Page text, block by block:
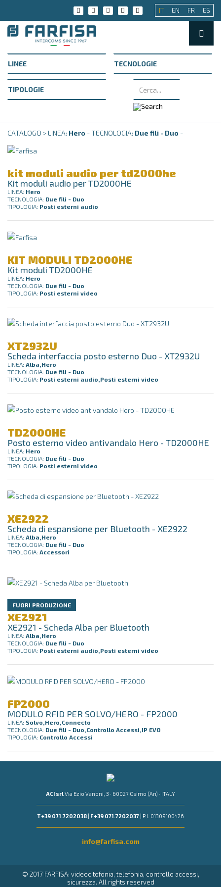
IT EN FR ES
CATALOGO > LINEA: Hero - TECNOLOGIA: Due fili - Duo -
kit moduli audio per td2000he
Kit moduli audio per TD2000HE
LINEA: Hero
TECNOLOGIA: Due fili - Duo
TIPOLOGIA: Posti esterni audio
KIT MODULI TD2000HE
Kit moduli TD2000HE
LINEA: Hero
TECNOLOGIA: Due fili - Duo
TIPOLOGIA: Posti esterni video
XT2932U
Scheda interfaccia posto esterno Duo - XT2932U
LINEA: Alba,Hero
TECNOLOGIA: Due fili - Duo
TIPOLOGIA: Posti esterni audio,Posti esterni video
TD2000HE
Posto esterno video antivandalo Hero - TD2000HE
LINEA: Hero
TECNOLOGIA: Due fili - Duo
TIPOLOGIA: Posti esterni video
XE2922
Scheda di espansione per Bluetooth - XE2922
LINEA: Alba,Hero
TECNOLOGIA: Due fili - Duo
TIPOLOGIA: Accessori
FUORI PRODUZIONE
XE2921
XE2921 - Scheda Alba per Bluetooth
LINEA: Alba,Hero
TECNOLOGIA: Due fili - Duo
TIPOLOGIA: Posti esterni audio,Posti esterni video
FP2000
MODULO RFID PER SOLVO/HERO - FP2000
LINEA: Solvo,Hero,Connecto
TECNOLOGIA: Due fili - Duo,Controllo Accessi,IP EVO
TIPOLOGIA: Controllo Accessi
ACI srlVia Ezio Vanoni, 3 · 60027 Osimo (An) · ITALY
T +39 071.7202038| F +39 071.7202037| P.I. 01309100426
info@farfisa.com
© 2017 FARFISA: videocitofonia, telefonia, controllo accessi,
sicurezza. All rights reserved